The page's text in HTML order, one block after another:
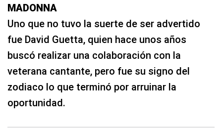
MADONNA
Uno que no tuvo la suerte de ser advertido
fue David Guetta, quien hace unos años
buscó realizar una colaboración con la
veterana cantante, pero fue su signo del
zodiaco lo que terminó por arruinar la
oportunidad.